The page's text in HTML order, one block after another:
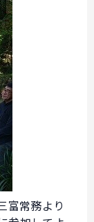
富常務より